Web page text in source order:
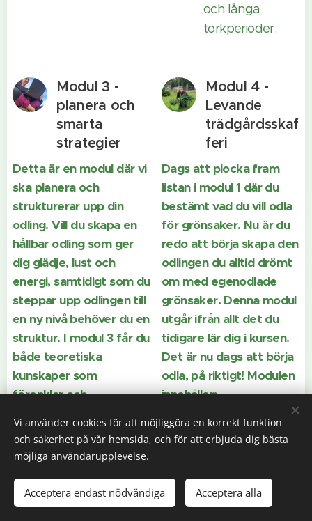
och långa
torkperioder.
Modul 3 -
planera och
smarta
strategier
Detta är en modul där vi
ska planera och
strukturerar upp din
odling. Vill du skapa en
hållbar odling som ger
dig glädje, lust och
energi, samtidigt som du
steppar upp odlingen till
en ny nivå behöver du en
struktur. I modul 3 får du
både teoretiska
kunskaper som
förenklar och
odlingen. Du får också
praktiska digitala
Modulen innehåller:
Modul 4 -
Levande
trädgårdsskaf
feri
Dags att plocka fram
listan i modul 1 där du
bestämt vad du vill odla
för grönsaker. Nu är du
redo att börja skapa den
odlingen du alltid drömt
om med egenodlade
grönsaker. Denna modul
utgår ifrån allt det du
tidigare lär dig i kursen.
Det är nu dags att börja
odla, på riktigt! Modulen
innehåller:
Vilka
grönsaker ska
grödor som ger
Vi använder cookies för att möjliggöra en korrekt funktion
och säkerhet på vår hemsida, och för att erbjuda dig bästa
möjliga användarupplevelse.
Acceptera endast nödvändiga Acceptera alla